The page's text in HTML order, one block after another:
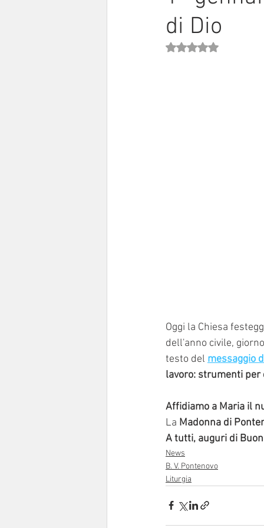
Sinodo 2021-23 Anziani e
di Dio
Valutazione NaN
Oggi la Chiesa
dell'anno civile,
testo del messaggio
lavoro: strumenti per
Affidiamo a Maria il
La Madonna di
A tutti, auguri di
News
B. V. Pontenovo
Liturgia